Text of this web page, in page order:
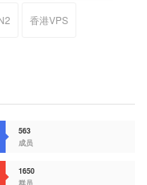
香港VPS
563
成员
1650